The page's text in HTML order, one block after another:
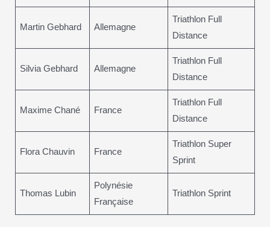
Martin Gebhard Allemagne
Triathlon Full
Distance
Silvia Gebhard Allemagne
Triathlon Full
Distance
Maxime Chané France
Triathlon Full
Distance
Flora Chauvin France
Triathlon Super
Sprint
Thomas Lubin
Polynésie
Française
Triathlon Sprint